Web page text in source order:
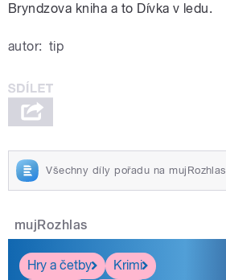
Bryndzova kniha a to Dívka v ledu.
autor: tip
Všechny díly pořadu na mujRozhlas
mujRozhlas
Hry a četby Krimi